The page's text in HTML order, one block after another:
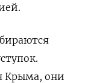
Крыма, они